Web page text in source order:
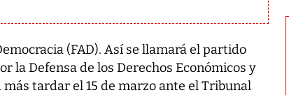
(FAD). Así se llamará el partido
la Defensa de los Derechos Económicos y
tardar el 15 de marzo ante el Tribunal